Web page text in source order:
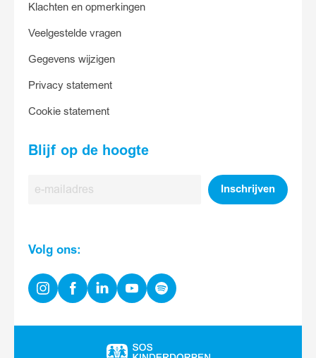
Klachten en opmerkingen
Veelgestelde vragen
Gegevens wijzigen
Privacy statement
Cookie statement
Blijf op de hoogte
E-
Inschrijven
Volg ons:
InstagramFacebookLinkedinYoutubeSpotify